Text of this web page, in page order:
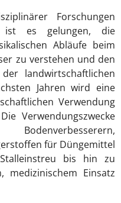
Forschungen
ist es gelungen, die
Abläufe beim
zu verstehen und den
landwirtschaftlichen
Jahren wird eine
Verwendung
Verwendungszwecke
für Düngemittel
bis hin zu
medizinischem Einsatz